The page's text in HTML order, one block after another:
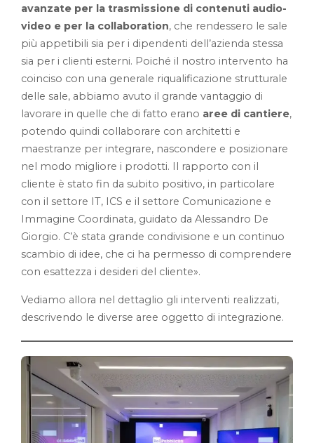
avanzate per la trasmissione di contenuti audio-
video e per la collaboration, che rendessero le sale
più appetibili sia per i dipendenti dell’azienda stessa
sia per i clienti esterni. Poiché il nostro intervento ha
coinciso con una generale riqualificazione strutturale
delle sale, abbiamo avuto il grande vantaggio di
lavorare in quelle che di fatto erano aree di cantiere,
potendo quindi collaborare con architetti e
maestranze per integrare, nascondere e posizionare
nel modo migliore i prodotti. Il rapporto con il
cliente è stato fin da subito positivo, in particolare
con il settore IT, ICS e il settore Comunicazione e
Immagine Coordinata, guidato da Alessandro De
Giorgio. C’è stata grande condivisione e un continuo
scambio di idee, che ci ha permesso di comprendere
con esattezza i desideri del cliente».
Vediamo allora nel dettaglio gli interventi realizzati,
descrivendo le diverse aree oggetto di integrazione.